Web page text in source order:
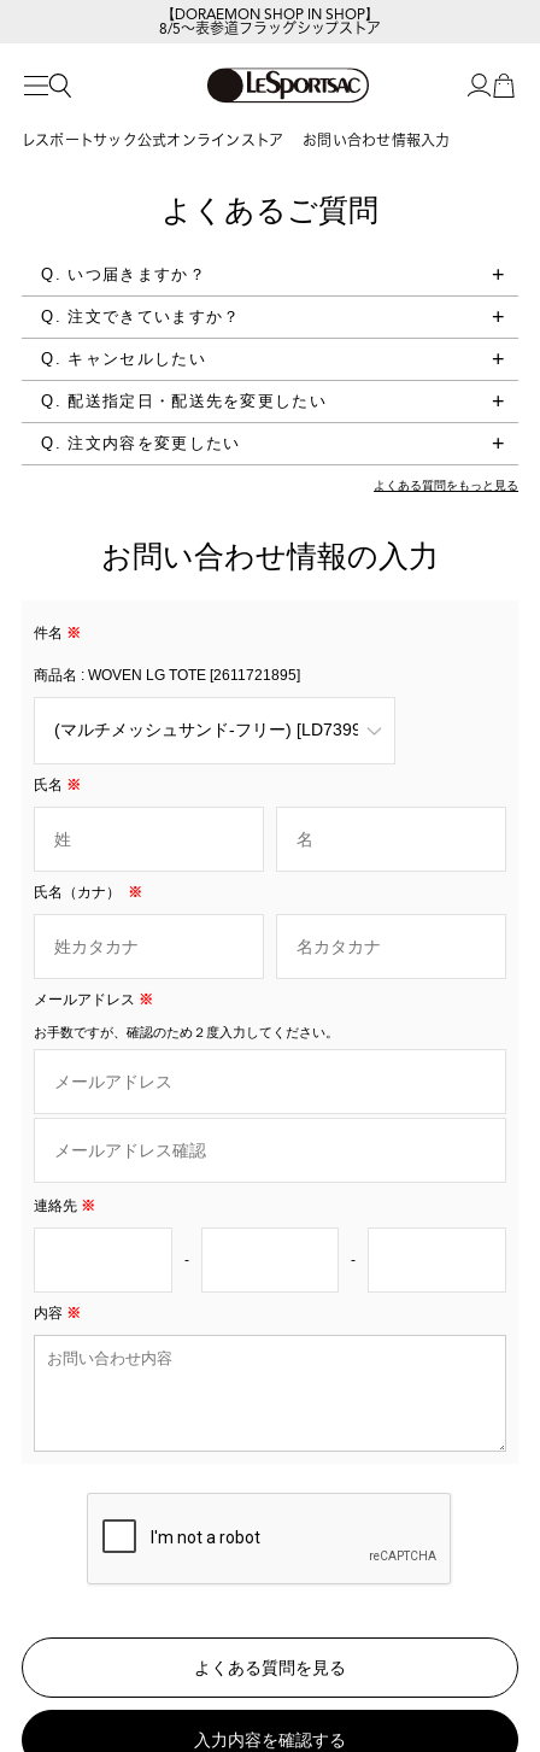
【DORAEMON SHOP IN SHOP】
8/5～表参道フラッグシップストア
レスポートサック公式オンラインストア お問い合わせ情報入力
よくあるご質問
Q. いつ届きますか？
Q. 注文できていますか？
Q. キャンセルしたい
Q. 配送指定日・配送先を変更したい
Q. 注文内容を変更したい
よくある質問をもっと見る
お問い合わせ情報の入力
件名 ※
商品名 : WOVEN LG TOTE [2611721895]
氏名 ※
氏名（カナ） ※
メールアドレス ※
お手数ですが、確認のため２度入力してください。
連絡先 ※
- -
内容 ※
よくある質問を見る
入力内容を確認する